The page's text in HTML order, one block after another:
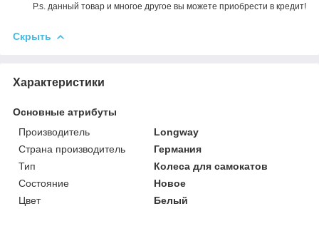
P.s. данный товар и многое другое вы можете приобрести в кредит!
Скрыть
Характеристики
Основные атрибуты
Производитель
Longway
Страна производитель
Германия
Тип
Колеса для самокатов
Состояние
Новое
Цвет
Белый